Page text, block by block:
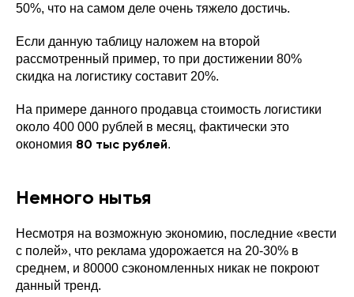
50%, что на самом деле очень тяжело достичь.
Если данную таблицу наложем на второй
рассмотренный пример, то при достижении 80%
скидка на логистику составит 20%.
На примере данного продавца стоимость логистики
около 400 000 рублей в месяц, фактически это
окономия 80 тыс рублей.
Немного нытья
Несмотря на возможную экономию, последние «вести
с полей», что реклама удорожается на 20-30% в
среднем, и 80000 сэкономленных никак не покроют
данный тренд.